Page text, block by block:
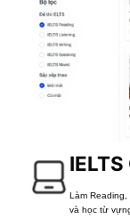
Làm
và học từ